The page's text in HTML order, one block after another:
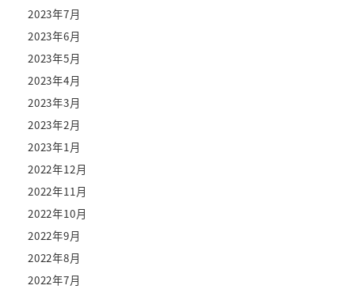
2023年7月
2023年6月
2023年5月
2023年4月
2023年3月
2023年2月
2023年1月
2022年12月
2022年11月
2022年10月
2022年9月
2022年8月
2022年7月